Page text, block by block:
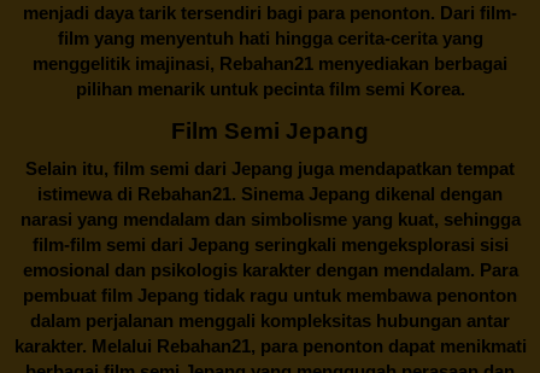
menjadi daya tarik tersendiri bagi para penonton. Dari film-
film yang menyentuh hati hingga cerita-cerita yang
menggelitik imajinasi, Rebahan21 menyediakan berbagai
pilihan menarik untuk pecinta film semi Korea.
Film Semi Jepang
Selain itu, film semi dari Jepang juga mendapatkan tempat
istimewa di Rebahan21. Sinema Jepang dikenal dengan
narasi yang mendalam dan simbolisme yang kuat, sehingga
film-film semi dari Jepang seringkali mengeksplorasi sisi
emosional dan psikologis karakter dengan mendalam. Para
pembuat film Jepang tidak ragu untuk membawa penonton
dalam perjalanan menggali kompleksitas hubungan antar
karakter. Melalui Rebahan21, para penonton dapat menikmati